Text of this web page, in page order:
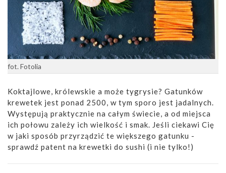
fot. Fotolia
Koktajlowe, królewskie a może tygrysie? Gatunków
krewetek jest ponad 2500, w tym sporo jest jadalnych.
Występują praktycznie na całym świecie, a od miejsca
ich połowu zależy ich wielkość i smak. Jeśli ciekawi Cię
w jaki sposób przyrządzić te większego gatunku -
sprawdź patent na krewetki do sushi (i nie tylko!)